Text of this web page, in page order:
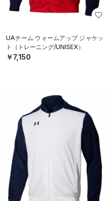
UAチーム ウォームアップ ジャケッ
ト（トレーニング/UNISEX）
￥7,150